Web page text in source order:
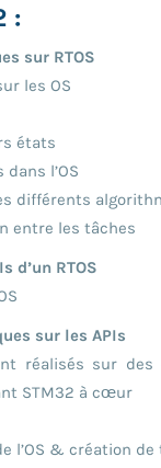
:
sur RTOS
les OS
états
l’OS
différents
entre les tâches
d’un RTOS
sur les APIs
réalisés sur des
STM32 à cœur
l’OS & création de